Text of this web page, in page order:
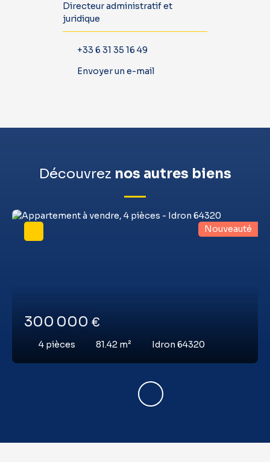
Directeur administratif et
juridique
+33 6 31 35 16 49
Envoyer un e-mail
Découvrez nos autres biens
300 000 €
4 pièces 81.42 m² Idron 64320
Nouveauté